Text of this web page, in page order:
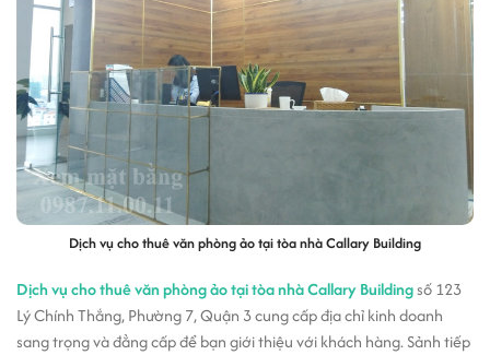
Dịch vụ cho thuê văn phòng ảo tại tòa nhà Callary Building
Dịch vụ cho thuê văn phòng ảo tại tòa nhà Callary Buildingsố 123
Lý Chính Thắng, Phường 7, Quận 3 cung cấp địa chỉ kinh doanh
sang trọng và đẳng cấp để bạn giới thiệu với khách hàng. Sảnh tiếp